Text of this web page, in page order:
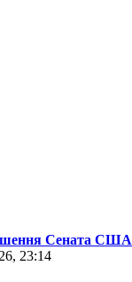
Сената США
23:14